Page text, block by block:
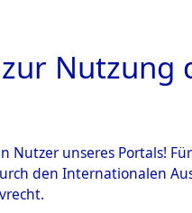
HOME
Nutzung
Nutzer unseres Portals!
den Internationalen